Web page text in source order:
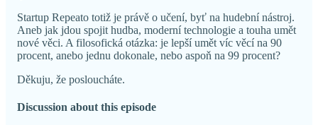
Startup Repeato totiž je právě o učení, byť na hudební nástroj.
Aneb jak jdou spojit hudba, moderní technologie a touha umět
nové věci. A filosofická otázka: je lepší umět víc věcí na 90
procent, anebo jednu dokonale, nebo aspoň na 99 procent?
Děkuju, že posloucháte.
Discussion about this episode